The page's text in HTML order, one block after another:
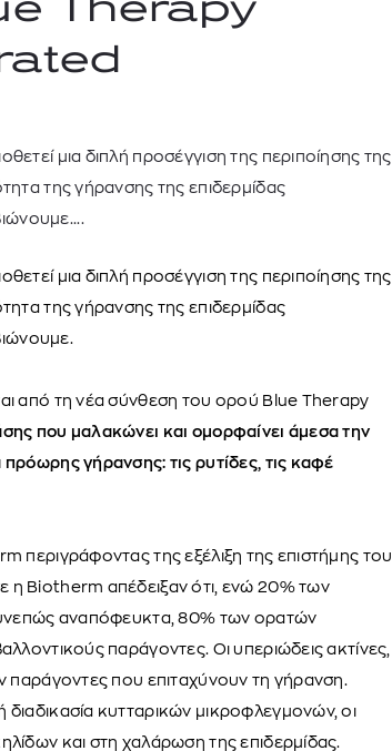
MC2 SAINT BARTH
Therapy
μια διπλή προσέγγιση της περιποίησης της
της γήρανσης της επιδερμίδας
μια διπλή προσέγγιση της περιποίησης της
της γήρανσης της επιδερμίδας
από τη νέα σύνθεση του ορού Blue Therapy
που μαλακώνει και ομορφαίνει άμεσα την
γήρανσης: τις ρυτίδες, τις καφέ
περιγράφοντας της εξέλιξη της επιστήμης του
η Biotherm απέδειξαν ότι, ενώ 20% των
αναπόφευκτα, 80% των ορατών
παράγοντες. Οι υπεριώδεις ακτίνες,
παράγοντες που επιταχύνουν τη γήρανση.
κυτταρικών μικροφλεγμονών, οι
και στη χαλάρωση της επιδερμίδας.